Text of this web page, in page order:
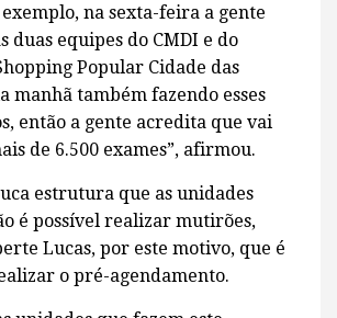
na sexta-feira a gente
duas equipes do CMDI e do
Popular Cidade das
manhã também fazendo esses
então a gente acredita que vai
de 6.500 exames”, afirmou.
estrutura que as unidades
é possível realizar mutirões,
Lucas, por este motivo, que é
o pré-agendamento.